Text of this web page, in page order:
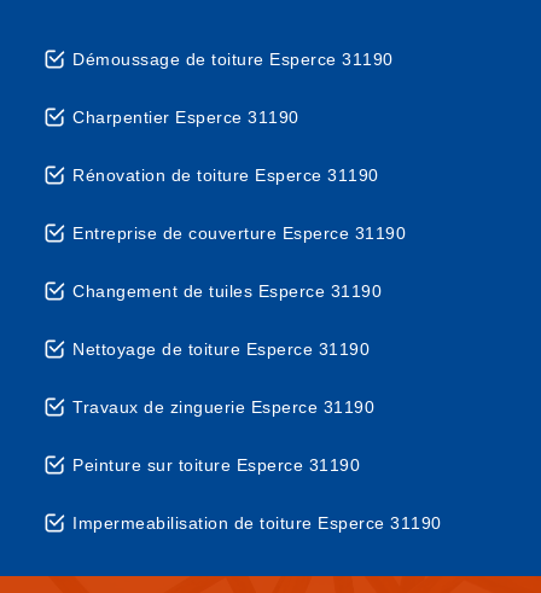
Démoussage de toiture Esperce 31190
Charpentier Esperce 31190
Rénovation de toiture Esperce 31190
Entreprise de couverture Esperce 31190
Changement de tuiles Esperce 31190
Nettoyage de toiture Esperce 31190
Travaux de zinguerie Esperce 31190
Peinture sur toiture Esperce 31190
Impermeabilisation de toiture Esperce 31190